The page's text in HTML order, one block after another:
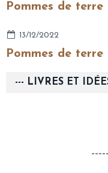
Pommes de
13/12/2022
Pommes de
--- LIVRES ET